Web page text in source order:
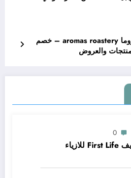
كود خصم محمصة اروما aromas roastery – خصم
0
كود خصم فرست لايف First Life للازياء